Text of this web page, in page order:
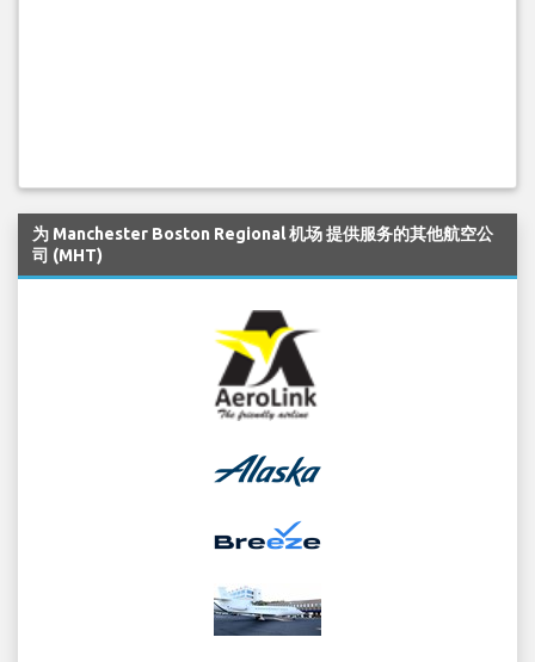
为 Manchester Boston Regional 机场 提供服务的其他航空公
司 (MHT)